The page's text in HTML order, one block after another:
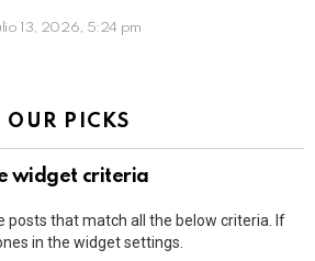
13, 2026, 5:24 pm
OUR PICKS
widget criteria
posts that match all the below criteria. If
in the widget settings.